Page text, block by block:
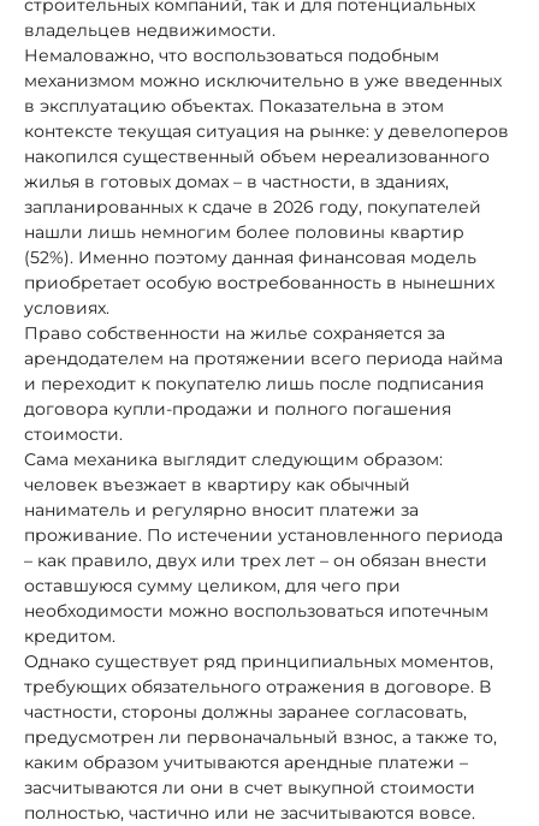
строительных компаний, так и для потенциальных
владельцев недвижимости.
Немаловажно, что воспользоваться подобным
механизмом можно исключительно в уже введенных
в эксплуатацию объектах. Показательна в этом
контексте текущая ситуация на рынке: у девелоперов
накопился существенный объем нереализованного
жилья в готовых домах – в частности, в зданиях,
запланированных к сдаче в 2026 году, покупателей
нашли лишь немногим более половины квартир
(52%). Именно поэтому данная финансовая модель
приобретает особую востребованность в нынешних
условиях.
Право собственности на жилье сохраняется за
арендодателем на протяжении всего периода найма
и переходит к покупателю лишь после подписания
договора купли-продажи и полного погашения
стоимости.
Сама механика выглядит следующим образом:
человек въезжает в квартиру как обычный
наниматель и регулярно вносит платежи за
проживание. По истечении установленного периода
– как правило, двух или трех лет – он обязан внести
оставшуюся сумму целиком, для чего при
необходимости можно воспользоваться ипотечным
кредитом.
Однако существует ряд принципиальных моментов,
требующих обязательного отражения в договоре. В
частности, стороны должны заранее согласовать,
предусмотрен ли первоначальный взнос, а также то,
каким образом учитываются арендные платежи –
засчитываются ли они в счет выкупной стоимости
полностью, частично или не засчитываются вовсе.